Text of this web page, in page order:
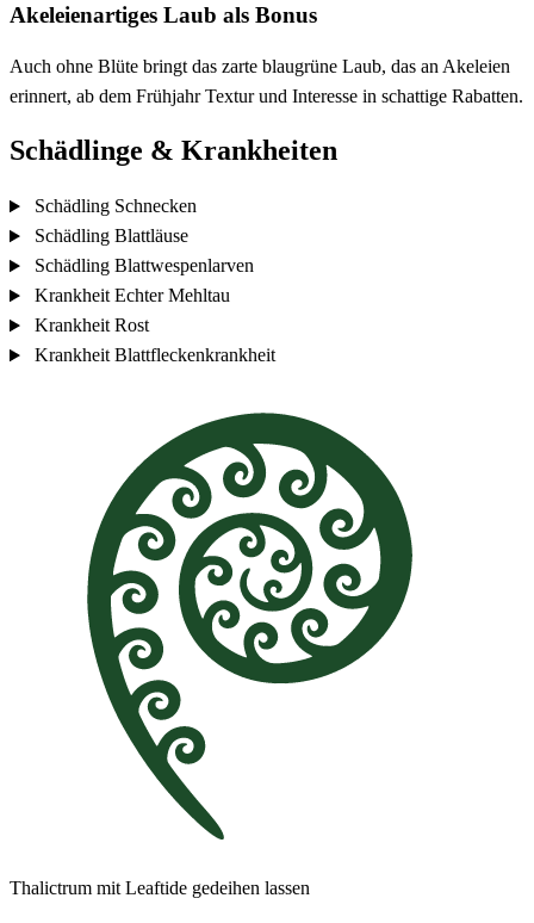
Akeleienartiges Laub als Bonus
Auch ohne Blüte bringt das zarte blaugrüne Laub, das an Akeleien
erinnert, ab dem Frühjahr Textur und Interesse in schattige Rabatten.
Schädlinge & Krankheiten
Schädling Schnecken
Schädling Blattläuse
Schädling Blattwespenlarven
Krankheit Echter Mehltau
Krankheit Rost
Krankheit Blattfleckenkrankheit
Thalictrum mit Leaftide gedeihen lassen